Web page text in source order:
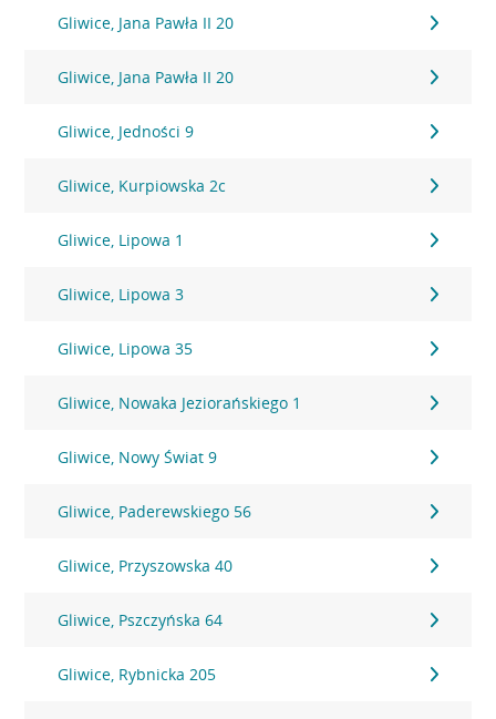
Gliwice, Jana Pawła II 20
Gliwice, Jana Pawła II 20
Gliwice, Jedności 9
Gliwice, Kurpiowska 2c
Gliwice, Lipowa 1
Gliwice, Lipowa 3
Gliwice, Lipowa 35
Gliwice, Nowaka Jeziorańskiego 1
Gliwice, Nowy Świat 9
Gliwice, Paderewskiego 56
Gliwice, Przyszowska 40
Gliwice, Pszczyńska 64
Gliwice, Rybnicka 205